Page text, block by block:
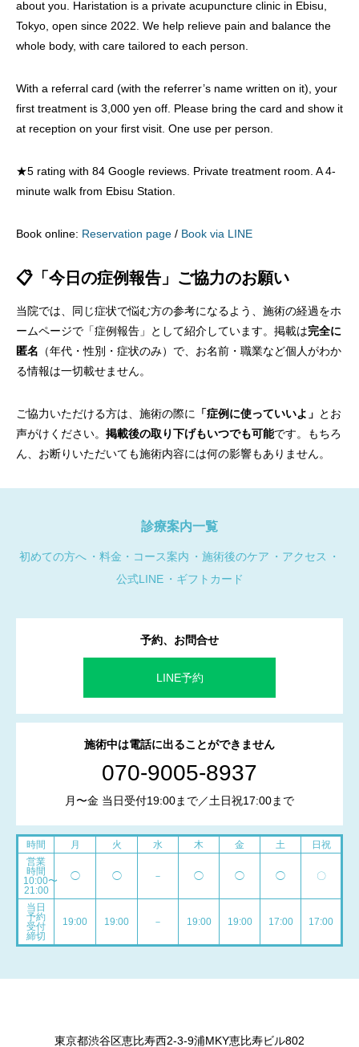
about you. Haristation is a private acupuncture clinic in Ebisu,
Tokyo, open since 2022. We help relieve pain and balance the
whole body, with care tailored to each person.
With a referral card (with the referrer’s name written on it), your
first treatment is 3,000 yen off. Please bring the card and show it
at reception on your first visit. One use per person.
★5 rating with 84 Google reviews. Private treatment room. A 4-
minute walk from Ebisu Station.
Book online: Reservation page / Book via LINE
📋「今日の症例報告」ご協力のお願い
当院では、同じ症状で悩む方の参考になるよう、施術の経過をホ
ームページで「症例報告」として紹介しています。掲載は完全に
匿名 （年代・性別・症状のみ）で、お名前・職業など個人がわか
る情報は一切載せません。
ご協力いただける方は、施術の際に 「症例に使っていいよ」 とお
声がけください。 掲載後の取り下げもいつでも可能です。もちろ
ん、お断りいただいても施術内容には何の影響もありません。
診療案内一覧
初めての方へ 料金・コース案内 施術後のケア
アクセス
公式LINE
ギフトカード
予約、お問合せ
LINE予約
施術中は電話に出ることができません
070-9005-8937
月〜金 当日受付19:00まで／土日祝17:00まで
時間 月 火 水 木 金 土
日祝
営業
時間
10:00〜
21:00
◯ ◯ － ◯ ◯ ◯ 〇
当日
予約
受付
締切
19:00 19:00 － 19:00 19:00 17:00 17:00
東京都渋谷区恵比寿西2-3-9浦MKY恵比寿ビル802